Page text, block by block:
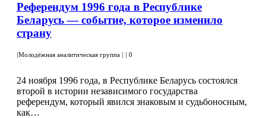
Референдум 1996 года в Республике
Беларусь — событие, которое изменило
страну
|Молодёжная аналитическая группа | | 0
24 ноября 1996 года, в Республике Беларусь состоялся
второй в истории независимого государства
референдум, который явился знаковым и судьбоносным,
как…